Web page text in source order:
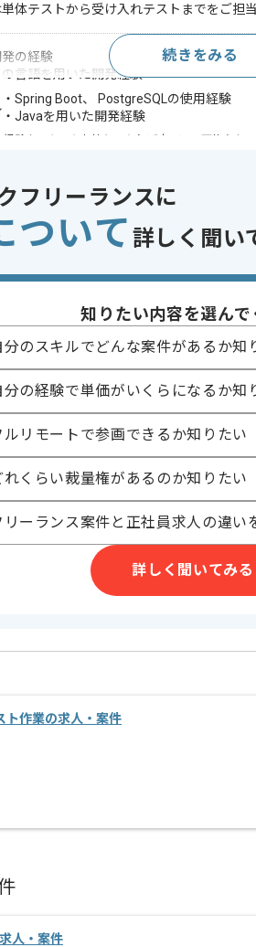
体テストから受け入れテストまでをご担当
発の経験
の言語を用いた開発経験
・Spring Boot、 PostgreSQLの使用経験
・Javaを用いた開発経験
ク
Spring Boot
PostgreSQL
アプリ開発 , システム開発
20代活躍中 , 30代活躍中 , 40代活
活かす , BtoB向け , 自社サービス
有
間
140時間〜180時間
がしやすい環境です。
度に休息を取りながら作業することができ
にお勧めの案件でございます。
続きをみる
フリーランスに
ついて 詳しく聞い
知りたい内容を選んで
分のスキルでどんな案件があるか知
分の経験で単価がいくらになるか知
ルリモートで参画できるか知りたい
れくらい裁量権があるのか知りたい
リーランス案件と正社員求人の違い
詳しく聞いてみる
ト作業の求人・案件
人・案件